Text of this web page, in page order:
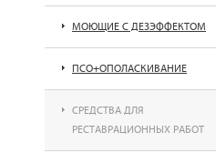
МОЮЩИЕ С ДЕЗЭФФЕКТОМ
ПСО+ОПОЛАСКИВАНИЕ
СРЕДСТВА ДЛЯ
РЕСТАВРАЦИОННЫХ РАБОТ